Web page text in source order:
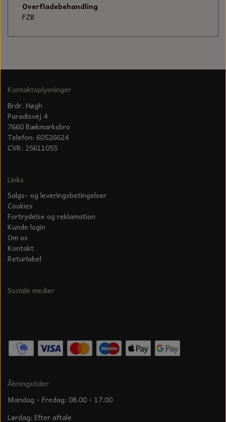
Overfladebehandling
FZB
Kontaktoplysninger
Brdr. Høgh
Paradisvej 4
7660 Bækmarksbro
Telefon: 60526624
CVR: 25611055
Links
Salgs- og leveringsbetingelser
Cookies
Fortrydelse og reklamation
Kunde login
Om os
Kontakt
Returlabel
Sociale medier
Åbningstider
Mandag - Fredag: 08.00 - 17.00
Lørdag: Efter aftale